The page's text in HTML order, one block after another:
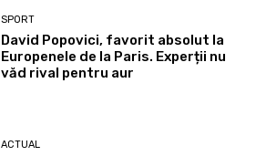
SPORT
David Popovici, favorit absolut la
Europenele de la Paris. Experții nu
văd rival pentru aur
ACTUAL